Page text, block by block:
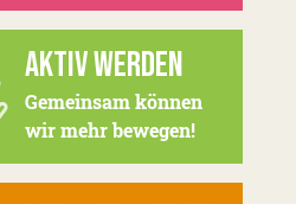
AKTIV WERDEN
Gemeinsam können
wir mehr bewegen!